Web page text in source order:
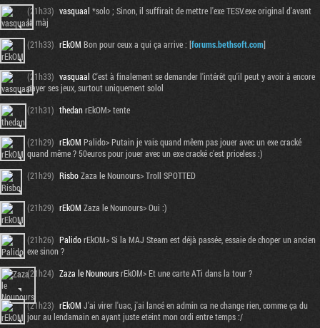
(21h33) vasquaal *solo ; Sinon, il suffirait de mettre l'exe TESV.exe original d'avant
la màj
(21h33) rEkOM Bon pour ceux a qui ça arrive : [forums.bethsoft.com]
(21h33) vasquaal C'est à finalement se demander l'intérêt qu'il peut y avoir à encore
payer ses jeux, surtout uniquement solol
(21h31) thedanrEkOM> tente
(21h29) rEkOM Palido> Putain je vais quand mêem pas jouer avec un exe cracké
quand même ? 50euros pour jouer avec un exe cracké c'est priceless :)
(21h29) RisboZaza le Nounours> Troll SPOTTED
(21h29) rEkOM Zaza le Nounours> Oui :)
(21h26) PalidorEkOM> Si la MAJ Steam est déjà passée, essaie de choper un ancien
exe sinon ?
(21h24) Zaza le NounoursrEkOM> Et une carte ATi dans la tour ?
(21h23) rEkOM J'ai virer l'uac, j'ai lancé en admin ca ne change rien, comme ça du
jour au lendamain en ayant juste eteint mon ordi entre temps :/